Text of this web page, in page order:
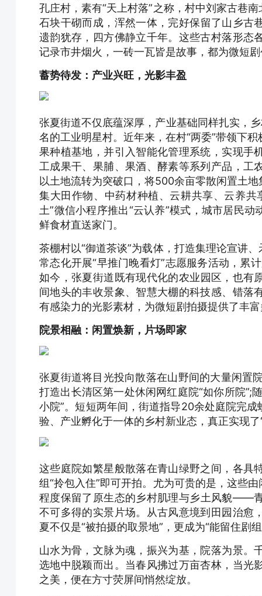
孔庄村，素有“天上村落”之称，村中刘家古巷
石块干砌而成，浑然一体，完好保留了山乡
遗韵犹存，四方佛静立千年。这些古村落形态
记录市井烟火，一砖一瓦皆是故事，都为微短
蓄势待发：产业兴旺，光影丰盈
张夏街道不仅底蕴深厚，产业基础同样扎实，
名的工业明星村。近年来，在村“两委”带领下
果种植基地，并引入智能化管理系统，实现手
工成果干、果脯、果酒、酵素等系列产品，工
以土地流转为突破口，将500余亩零散闲置土
集大田作物、中药材种植、云耕共享、云养
土”微信小程序推出“云认养”模式，城市居民
鲜食材直送家门。
茶棚村以“御道茶谈”为载体，打造集理论宣讲
常态化开展“早推门晚看灯”志愿服务活动，累
如今，张夏街道既有现代化的农业园区，也
间地头的丰收景象、智慧大棚的科技感、错落
有感染力的光影素材，为微短剧拍摄提供了丰
院景相融：闲置焕新，片场即家
张夏街道将目光投向散落在山野间的大量闲置
打造出长清区第一处休闲网红庭院“如你所院”;
小院”。短短两年间，街道指导20余处庭院完
验、产业孵化于一体的乡村新业态，真正实现
这些庭院如繁星般散落在青山绿野之间，各具
组“拎包入住”即可开拍。尤为可贵的是，这些
程度保留了原生态的乡村肌理与乡土风貌——
不可多得的实景片场。从古风意境到田园治愈
夏不仅是“被拍摄的取景地”，更成为“能留住剧
山水为骨，文脉为魂，振兴为基，院落为景。
选地中脱颖而出。当春风拂过万亩杏林，当光
之美，便在方寸荧屏间悄然绽放。